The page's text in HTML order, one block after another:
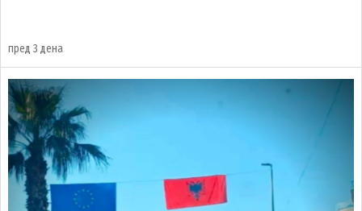
пред 3 дена